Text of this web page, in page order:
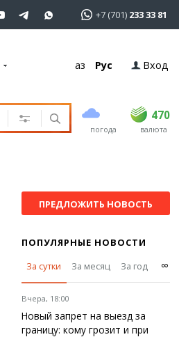
+7 (701) 233 33 81
Қаз Рус Вход
погода
470
USD 469 470
EUR валюта
ПРЕДЛОЖИТЬ НОВОСТЬ
ПОПУЛЯРНЫЕ НОВОСТИ
За сутки
За месяц За год ∞
Вчера, 18:00
Новый запрет на выезд за
границу: кому грозит и при